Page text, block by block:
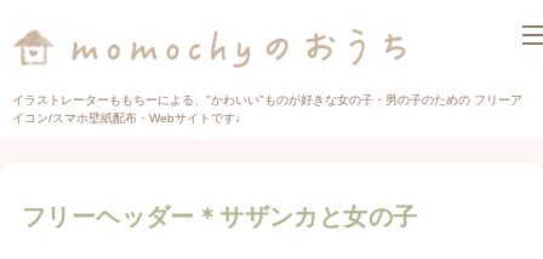
イラストレーターももちーによる、"かわいい"ものが好きな女の子・男の子のための フリーア
イコン/スマホ壁紙配布・Webサイトです♩
フリーヘッダー＊サザンカと女の子